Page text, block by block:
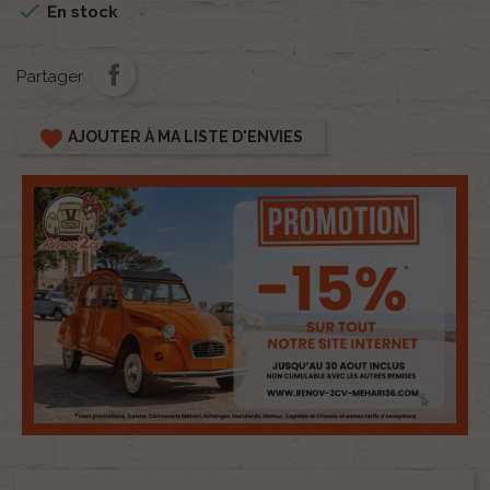
 En stock
Partager
favorite AJOUTER À MA LISTE D'ENVIES